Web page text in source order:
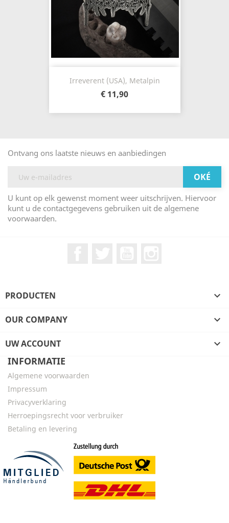
Irreverent (USA), Metalpin
€ 11,90
Ontvang ons laatste nieuws en aanbiedingen
U kunt op elk gewenst moment weer uitschrijven. Hiervoor
kunt u de contactgegevens gebruiken uit de algemene
voorwaarden.
PRODUCTEN 
OUR COMPANY 
UW ACCOUNT

INFORMATIE
Algemene voorwaarden
Impressum
Privacyverklaring
Herroepingsrecht voor verbruiker
Betaling en levering